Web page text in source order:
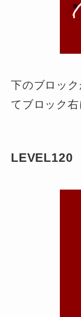
下のブロッ
てブロック
LEVEL120